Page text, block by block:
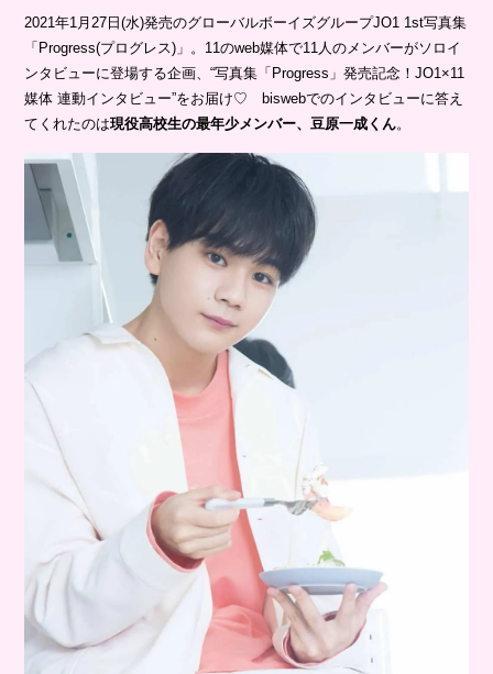
2021年1月27日(水)発売のグローバルボーイズグループJO1 1st写真集
「Progress(プログレス)」。11のweb媒体で11人のメンバーがソロイ
ンタビューに登場する企画、“写真集「Progress」発売記念！JO1×11
媒体 連動インタビュー”をお届け♡ biswebでのインタビューに答え
てくれたのは現役高校生の最年少メンバー、豆原一成くん。